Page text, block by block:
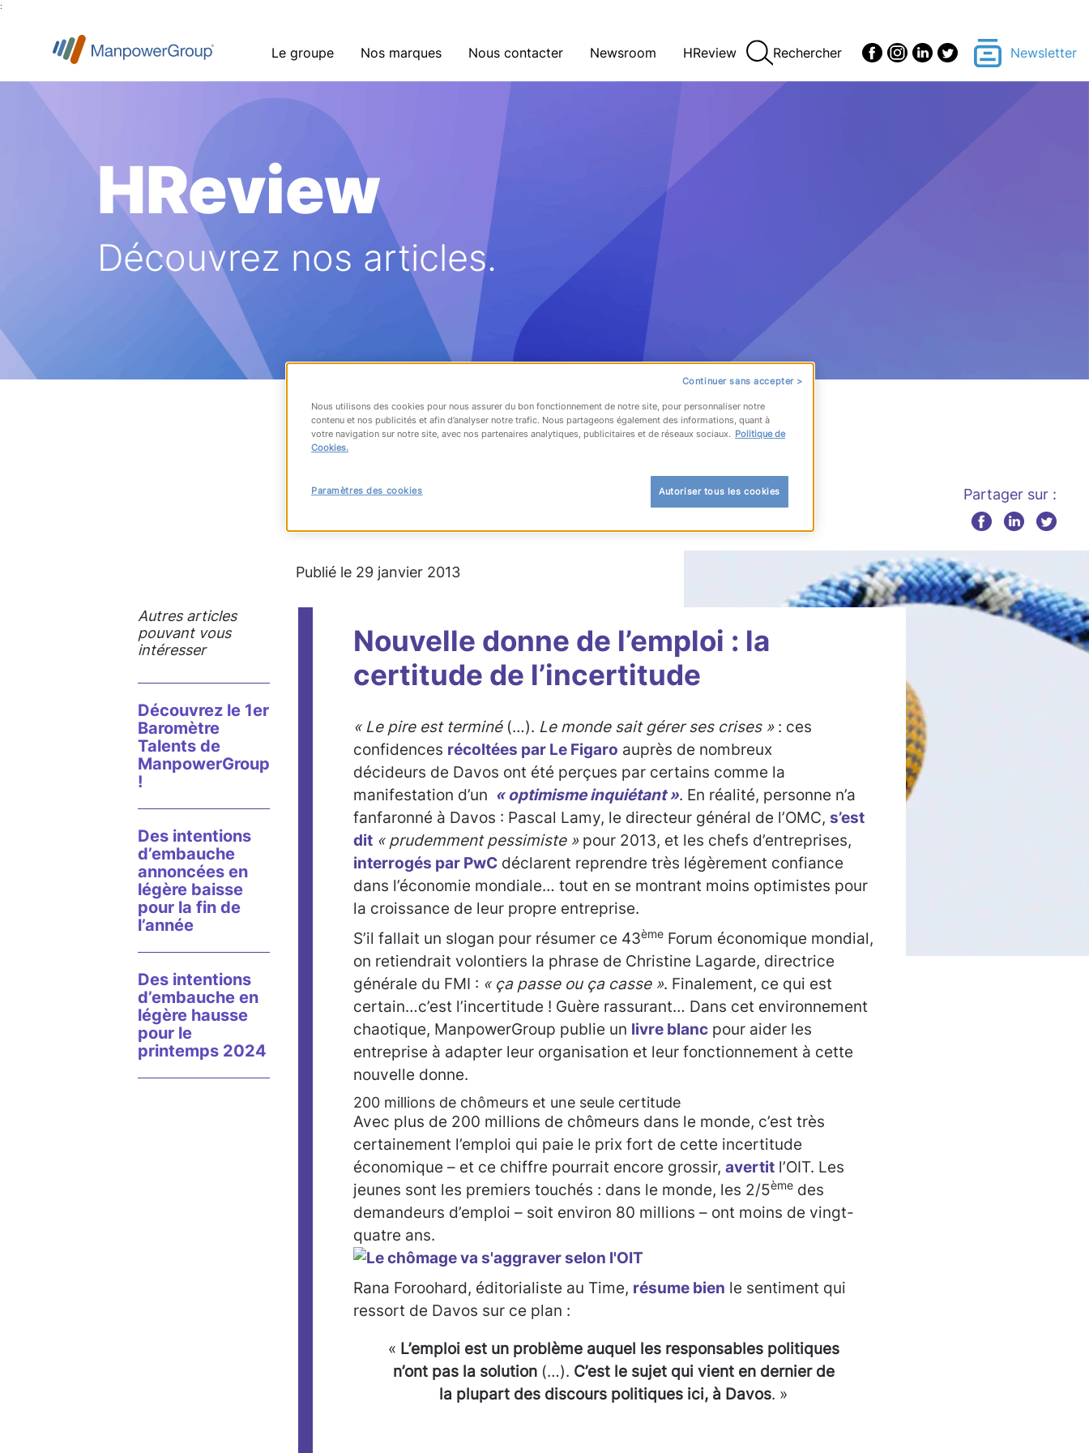
:
Le groupe Nos marques Nous contacter Newsroom HReview Rechercher Newsletter
HReview
Découvrez nos articles.
RETOUR À LA LISTE
Partager sur :
Publié le 29 janvier 2013
Autres articles
pouvant vous
intéresser
Découvrez le 1er
Baromètre
Talents de
ManpowerGroup
!
Des intentions
d’embauche
annoncées en
légère baisse
pour la fin de
l’année
Des intentions
d’embauche en
légère hausse
pour le
printemps 2024
Nouvelle donne de l’emploi : la
certitude de l’incertitude
« Le pire est terminé(…). Le monde sait gérer ses crises »: ces
confidences récoltées par Le Figaro auprès de nombreux
décideurs de Davos ont été perçues par certains comme la
manifestation d’un « optimisme inquiétant ». En réalité, personne n’a
fanfaronné à Davos : Pascal Lamy, le directeur général de l’OMC, s’est
dit « prudemment pessimiste »pour 2013, et les chefs d’entreprises,
interrogés par PwC déclarent reprendre très légèrement confiance
dans l’économie mondiale… tout en se montrant moins optimistes pour
la croissance de leur propre entreprise.
S’il fallait un slogan pour résumer ce 43ème Forum économique mondial,
on retiendrait volontiers la phrase de Christine Lagarde, directrice
générale du FMI : « ça passe ou ça casse ». Finalement, ce qui est
certain…c’est l’incertitude ! Guère rassurant… Dans cet environnement
chaotique, ManpowerGroup publie un livre blanc pour aider les
entreprise à adapter leur organisation et leur fonctionnement à cette
nouvelle donne.
200 millions de chômeurs et une seule certitude
Avec plus de 200 millions de chômeurs dans le monde, c’est très
certainement l’emploi qui paie le prix fort de cette incertitude
économique – et ce chiffre pourrait encore grossir, avertit l’OIT. Les
jeunes sont les premiers touchés : dans le monde, les 2/5ème des
demandeurs d’emploi – soit environ 80 millions – ont moins de vingt-
quatre ans.
Rana Foroohard, éditorialiste au Time, résume bien le sentiment qui
ressort de Davos sur ce plan :
« L’emploi est un problème auquel les responsables politiques
n’ont pas la solution(…). C’est le sujet qui vient en dernier de
la plupart des discours politiques ici, à Davos. »
Continuer sans accepter >
Nous utilisons des cookies pour nous assurer du bon fonctionnement de notre site, pour personnaliser notre
contenu et nos publicités et afin d’analyser notre trafic. Nous partageons également des informations, quant à
votre navigation sur notre site, avec nos partenaires analytiques, publicitaires et de réseaux sociaux. Politique de
Cookies.
Autoriser tous les cookies
Paramètres des cookies